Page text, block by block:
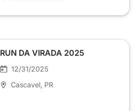
RUN DA VIRADA 2025
12/31/2025
Cascavel , PR